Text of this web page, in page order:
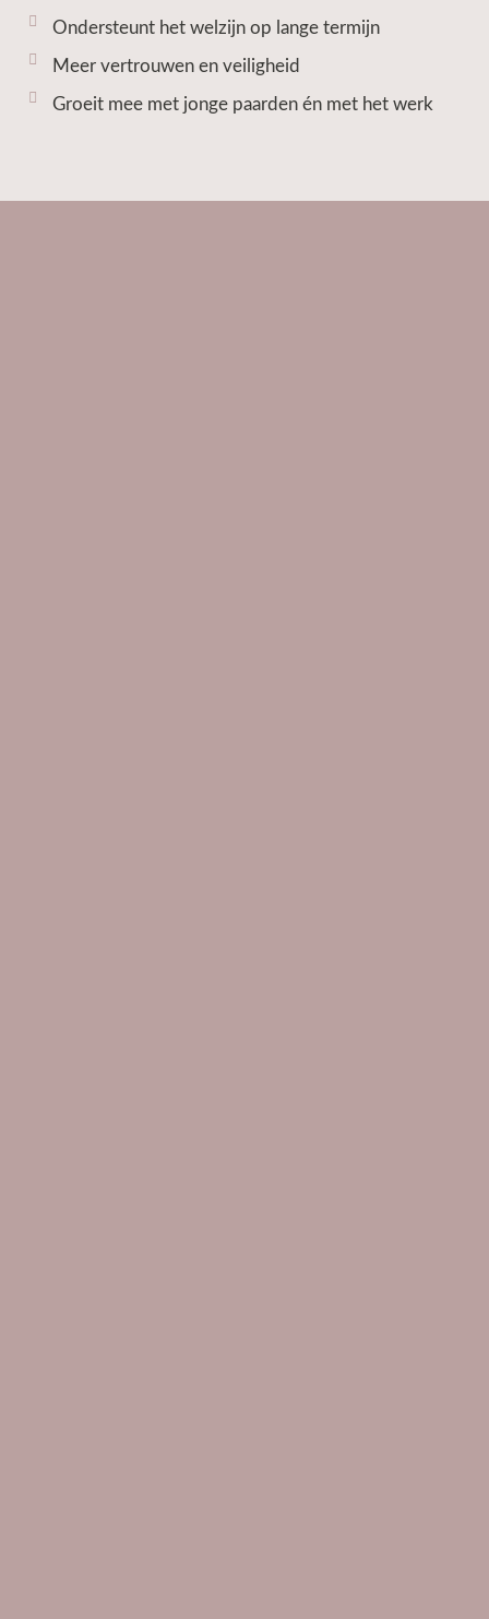
Ondersteunt het welzijn op lange termijn
Meer vertrouwen en veiligheid
Groeit mee met jonge paarden én met het werk